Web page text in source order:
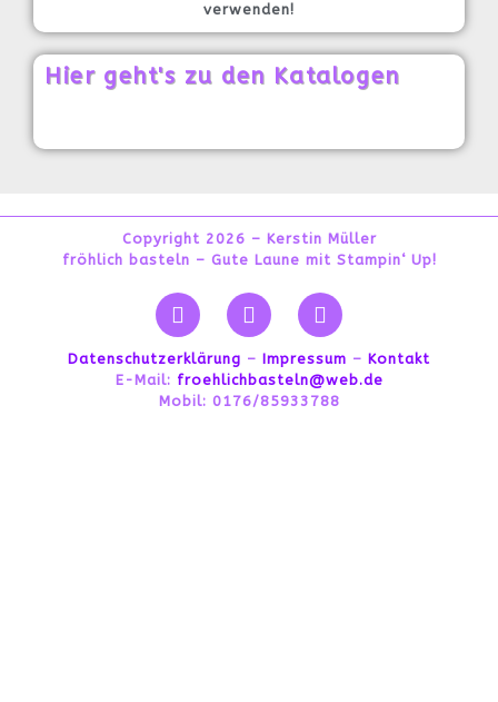
verwenden!
Hier geht's zu den Katalogen
Copyright 2026 – Kerstin Müller
fröhlich basteln – Gute Laune mit Stampin‘ Up!
Datenschutzerklärung – Impressum – Kontakt
E-Mail: froehlichbasteln@web.de
Mobil: 0176/85933788